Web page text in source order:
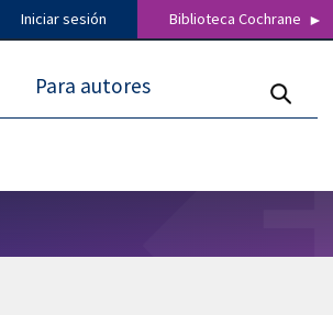
Iniciar sesión Biblioteca Cochrane
Para autores